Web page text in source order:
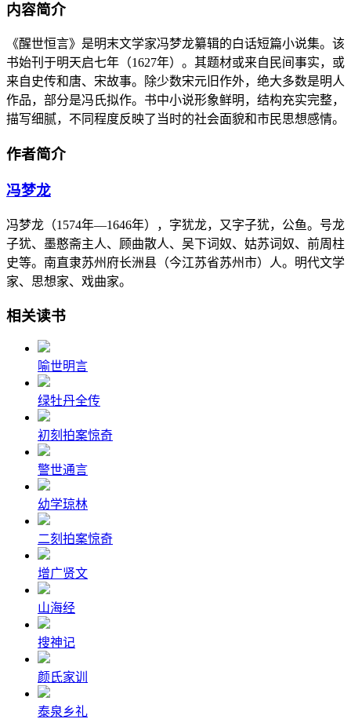
内容简介
《醒世恒言》是明末文学家冯梦龙纂辑的白话短篇小说集。该
书始刊于明天启七年（1627年）。其题材或来自民间事实，或
来自史传和唐、宋故事。除少数宋元旧作外，绝大多数是明人
作品，部分是冯氏拟作。书中小说形象鲜明，结构充实完整，
描写细腻，不同程度反映了当时的社会面貌和市民思想感情。
作者简介
冯梦龙
冯梦龙（1574年—1646年），字犹龙，又字子犹，公鱼。号龙
子犹、墨憨斋主人、顾曲散人、吴下词奴、姑苏词奴、前周柱
史等。南直隶苏州府长洲县（今江苏省苏州市）人。明代文学
家、思想家、戏曲家。
相关读书
喻世明言
绿牡丹全传
初刻拍案惊奇
警世通言
幼学琼林
二刻拍案惊奇
增广贤文
山海经
搜神记
颜氏家训
泰泉乡礼